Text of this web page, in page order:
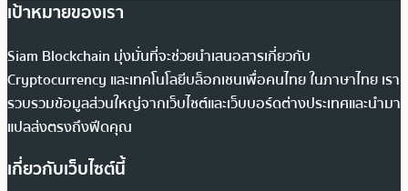
เป้าหมายของเรา
Siam Blockchain มุ่งมั่นที่จะช่วยนำเสนอสารเกี่ยวกับ
Cryptocurrency และเทคโนโลยีบล็อกเชนเพื่อคนไทย ในภาษาไทย เรา
รวบรวมข้อมูลส่วนใหญ่จากเว็บไซต์และเว็บบอร์ดต่างประเทศและนำมา
แปลส่งตรงถึงฟีดคุณ
เกี่ยวกับเว็บไซต์นี้